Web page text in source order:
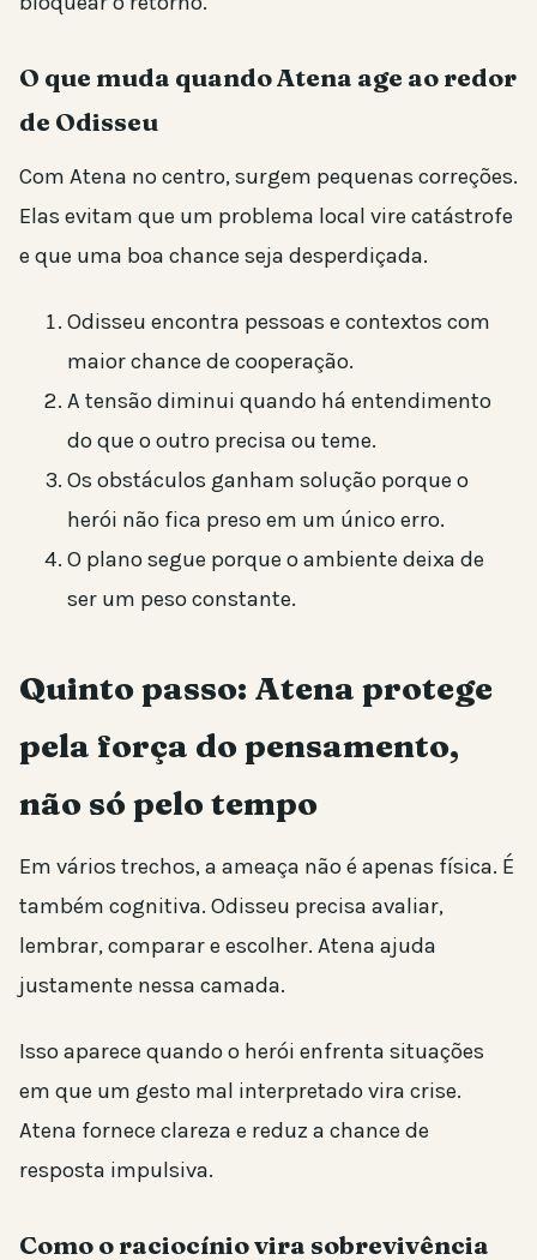
O que muda quando Atena age ao redor
de Odisseu
Com Atena no centro, surgem pequenas correções.
Elas evitam que um problema local vire catástrofe
e que uma boa chance seja desperdiçada.
Odisseu encontra pessoas e contextos com
maior chance de cooperação.
A tensão diminui quando há entendimento
do que o outro precisa ou teme.
Os obstáculos ganham solução porque o
herói não fica preso em um único erro.
O plano segue porque o ambiente deixa de
ser um peso constante.
Quinto passo: Atena protege
pela força do pensamento,
não só pelo tempo
Em vários trechos, a ameaça não é apenas física. É
também cognitiva. Odisseu precisa avaliar,
lembrar, comparar e escolher. Atena ajuda
justamente nessa camada.
Isso aparece quando o herói enfrenta situações
em que um gesto mal interpretado vira crise.
Atena fornece clareza e reduz a chance de
resposta impulsiva.
Como o raciocínio vira sobrevivência